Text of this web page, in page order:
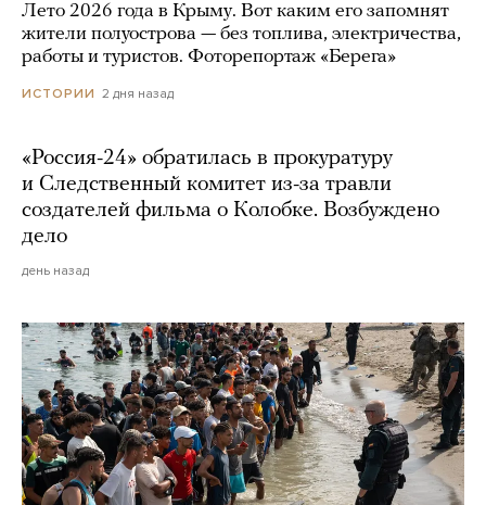
Лето 2026 года в Крыму. Вот каким его запомнят
жители полуострова — без топлива, электричества,
работы и туристов. Фоторепортаж «Берега»
ИСТОРИИ 2 дня назад
«Россия-24» обратилась в прокуратуру
и Следственный комитет из-за травли
создателей фильма о Колобке. Возбуждено
дело
день назад